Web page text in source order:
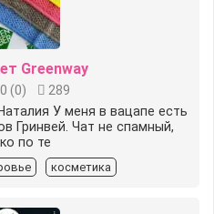
Greenway
0 (0)
289
У меня в вацапе есть
Гринвей. Чат не спамный,
по те
косметика